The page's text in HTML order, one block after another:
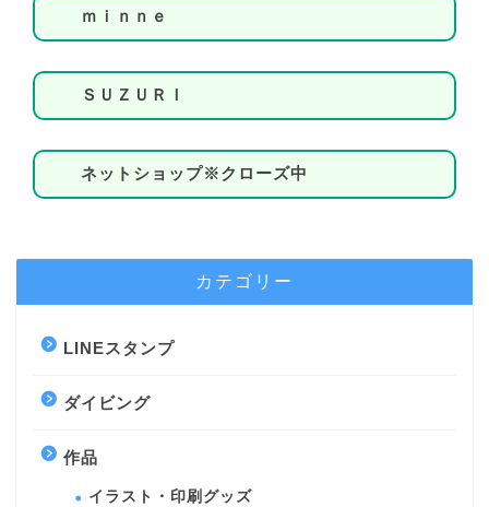
ｍｉｎｎｅ
ＳＵＺＵＲＩ
ネットショップ※クローズ中
カテゴリー
LINEスタンプ
ダイビング
作品
イラスト・印刷グッズ